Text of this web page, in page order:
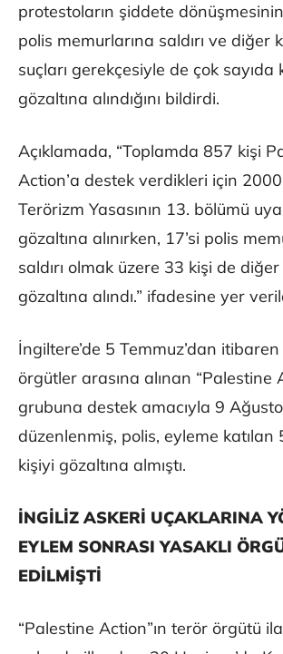
protestoların şiddete
polis memurlarına saldırı ve diğer
suçları gerekçesiyle de çok sayıda
gözaltına alındığını bildirdi.
Açıklamada, “Toplamda 857 kişi
Action’a destek verdikleri için
Terörizm Yasasının 13. bölümü
gözaltına alınırken, 17’si polis
saldırı olmak üzere 33 kişi de
gözaltına alındı.” ifadesine yer
İngiltere’de 5 Temmuz’dan itibaren
örgütler arasına alınan “Palestine
grubuna destek amacıyla 9
düzenlenmiş, polis, eyleme katılan
kişiyi gözaltına almıştı.
İNGİLİZ ASKERİ UÇAKLARINA
EYLEM SONRASI YASAKLI
EDİLMİŞTİ
“Palestine Action”ın terör örgütü